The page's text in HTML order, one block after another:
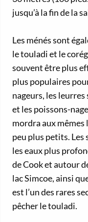
jusqu’à la fin de la
Les ménés sont
le touladi et le
souvent être plus
plus populaires
nageurs, les
et les poissons-
mordra aux mêmes
peu plus petits.
les eaux plus
de Cook et autour
lac Simcoe, ainsi
est l’un des rares
pêcher le touladi.